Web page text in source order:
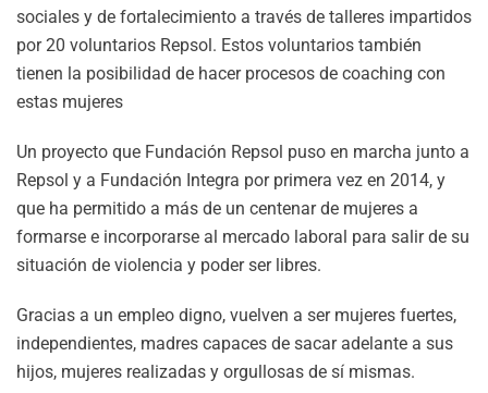
sociales y de fortalecimiento a través de talleres impartidos
por 20 voluntarios Repsol. Estos voluntarios también
tienen la posibilidad de hacer procesos de coaching con
estas mujeres
Un proyecto que Fundación Repsol puso en marcha junto a
Repsol y a Fundación Integra por primera vez en 2014, y
que ha permitido a más de un centenar de mujeres a
formarse e incorporarse al mercado laboral para salir de su
situación de violencia y poder ser libres.
Gracias a un empleo digno, vuelven a ser mujeres fuertes,
independientes, madres capaces de sacar adelante a sus
hijos, mujeres realizadas y orgullosas de sí mismas.